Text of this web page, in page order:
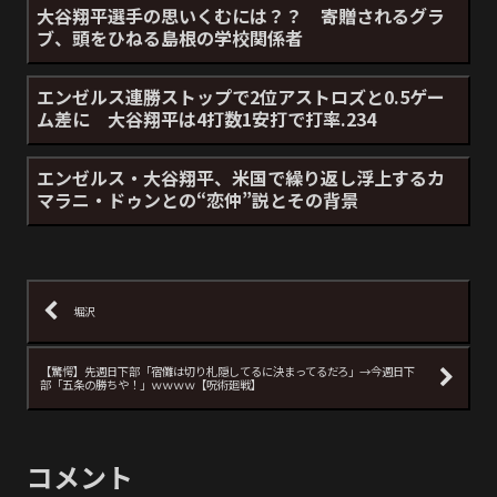
大谷翔平選手の思いくむには？？ 寄贈されるグラ
ブ、頭をひねる島根の学校関係者
エンゼルス連勝ストップで2位アストロズと0.5ゲー
ム差に 大谷翔平は4打数1安打で打率.234
エンゼルス・大谷翔平、米国で繰り返し浮上するカ
マラニ・ドゥンとの“恋仲”説とその背景
堀沢
【驚愕】先週日下部「宿儺は切り札隠してるに決まってるだろ」→今週日下
部「五条の勝ちや！」ｗｗｗｗ【呪術廻戦】
コメント